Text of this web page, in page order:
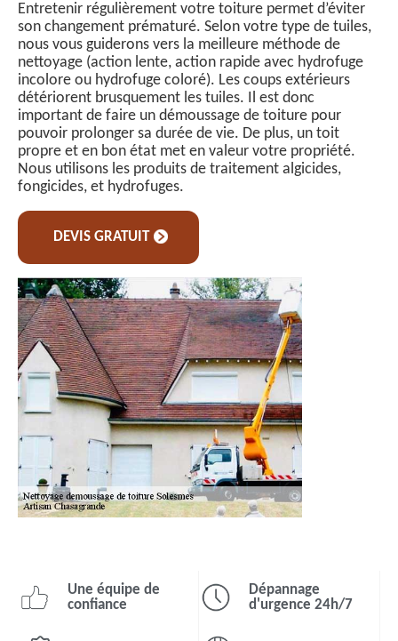
Entretenir régulièrement votre toiture permet d’éviter
son changement prématuré. Selon votre type de tuiles,
nous vous guiderons vers la meilleure méthode de
nettoyage (action lente, action rapide avec hydrofuge
incolore ou hydrofuge coloré). Les coups extérieurs
détériorent brusquement les tuiles. Il est donc
important de faire un démoussage de toiture pour
pouvoir prolonger sa durée de vie. De plus, un toit
propre et en bon état met en valeur votre propriété.
Nous utilisons les produits de traitement algicides,
fongicides, et hydrofuges.
DEVIS GRATUIT
Une équipe de
confiance
Dépannage
d'urgence 24h/7